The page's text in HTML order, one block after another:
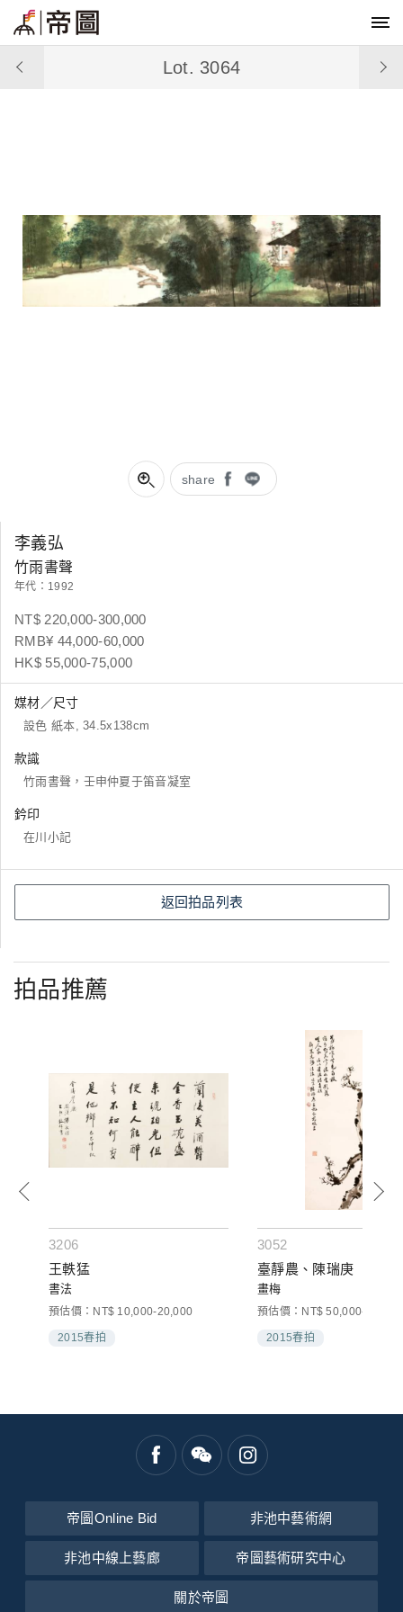
share
Lot. 3064
李義弘
竹雨書聲
年代：1992
NT$ 220,000-300,000
RMB¥ 44,000-60,000
HK$ 55,000-75,000
媒材／尺寸
設色 紙本, 34.5x138cm
款識
竹雨書聲，壬申仲夏于笛音凝室
鈐印
在川小記
返回拍品列表
拍品推薦
3206
王軼猛
書法
預估價：NT$ 10,000-20,000
2015春拍
3052
臺靜農、陳瑞庚
畫梅
預估價：NT$ 50,000-80,000
2015春拍
帝圖Online Bid 非池中藝術網
非池中線上藝廊 帝圖藝術研究中心
關於帝圖